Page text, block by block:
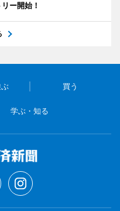
ー開始！
買う
学ぶ・知る